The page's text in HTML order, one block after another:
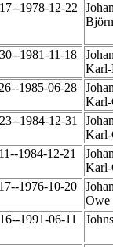
1978-12-22
1981-11-18
1985-06-28
1984-12-31
1984-12-21
1976-10-20
Owe
1991-06-11